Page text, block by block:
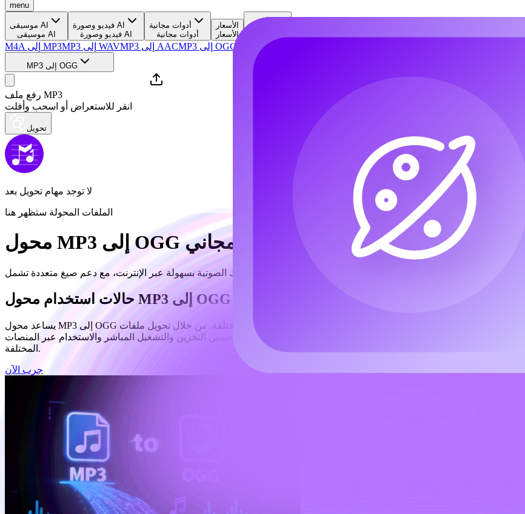
menu
موسيقى AI
موسيقى AI
فيديو وصورة AI
فيديو وصورة AI
أدوات مجانية
أدوات مجانية
الأسعار
الأسعار
الموارد
M4A إلى MP3 MP3 إلى WAV MP3 إلى AAC MP3 إلى OGG
MP3 إلى OGG
رفع ملف MP3
انقر للاستعراض أو اسحب وأفلت
تحويل
لا توجد مهام تحويل بعد
الملفات المحولة ستظهر هنا
محول MP3 إلى OGG مجاني
حالات استخدام محول MP3 إلى OGG
يساعد محول MP3 إلى OGG المستخدمين على استخدام الملفات الصوتية بمرونة عبر الأجهزة والبرامج المختلفة. من خلال تحويل ملفات MP3 إلى صيغة OGG، لا يقلل حجم الملف فحسب مع الحفاظ على
وتطبيقات الويب ومحركات الألعاب، مما يلبي احتياجات متنوعة لتحسين التخزين والتشغيل المباشر والاستخدام عبر المنصات
المختلفة.
جرب الآن